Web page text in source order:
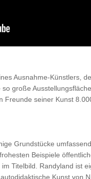
Ausnahme-Künstlers,
große
Freunde seiner Kunst
Grundstücke
Beispiele
Titelbild. Randyland ist
Kunst von